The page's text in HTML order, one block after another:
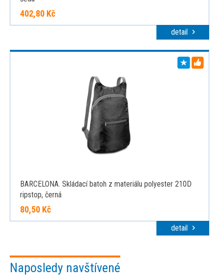
402,80 Kč
detail
BARCELONA. Skládací batoh z materiálu polyester 210D
ripstop, černá
80,50 Kč
detail
Naposledy navštívené